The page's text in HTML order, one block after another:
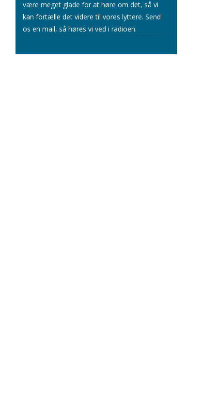
være meget glade for at høre om det, så vi
kan fortælle det videre til vores lyttere. Send
os en mail, så høres vi ved i radioen.